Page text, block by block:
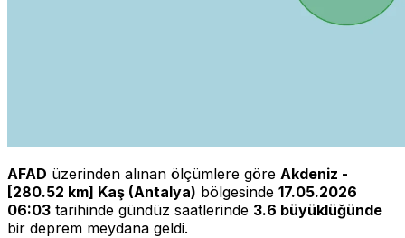
AFAD üzerinden alınan ölçümlere göre Akdeniz -
[280.52 km] Kaş (Antalya) bölgesinde 17.05.2026
06:03 tarihinde gündüz saatlerinde 3.6 büyüklüğünde
bir deprem meydana geldi.